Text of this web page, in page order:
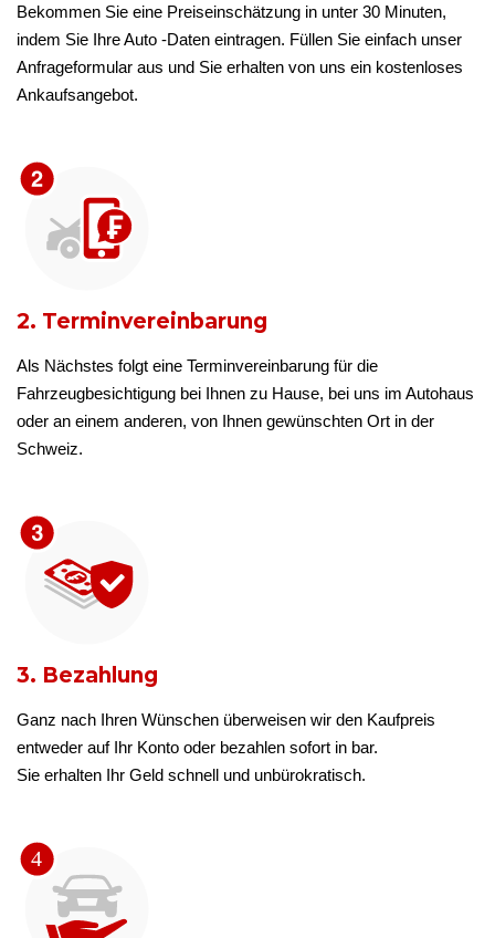
Bekommen Sie eine Preiseinschätzung in unter 30 Minuten,
indem Sie Ihre Auto -Daten eintragen. Füllen Sie einfach unser
Anfrageformular aus und Sie erhalten von uns ein kostenloses
Ankaufsangebot.
2. Terminvereinbarung
Als Nächstes folgt eine Terminvereinbarung für die
Fahrzeugbesichtigung bei Ihnen zu Hause, bei uns im Autohaus
oder an einem anderen, von Ihnen gewünschten Ort in der
Schweiz.
3. Bezahlung
Ganz nach Ihren Wünschen überweisen wir den Kaufpreis
entweder auf Ihr Konto oder bezahlen sofort in bar.
Sie erhalten Ihr Geld schnell und unbürokratisch.